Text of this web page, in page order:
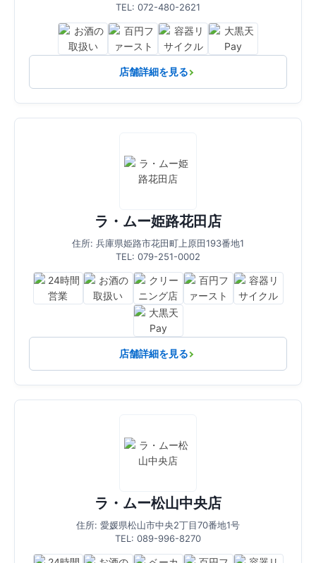
TEL: 072-480-2621
店舗詳細を見る
ラ・ムー姫路花田店
住所: 兵庫県姫路市花田町上原田193番地1
TEL: 079-251-0002
店舗詳細を見る
ラ・ムー松山中央店
住所: 愛媛県松山市中央2丁目70番地1号
TEL: 089-996-8270